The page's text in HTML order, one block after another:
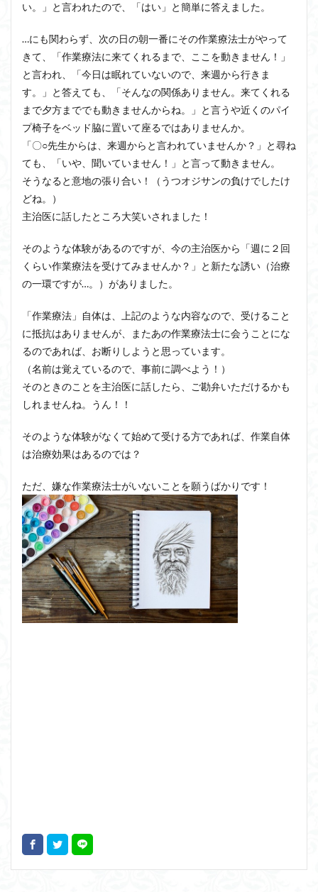
い。」と言われたので、「はい」と簡単に答えました。
…にも関わらず、次の日の朝一番にその作業療法士がやって
きて、「作業療法に来てくれるまで、ここを動きません！」
と言われ、「今日は眠れていないので、来週から行きま
す。」と答えても、「そんなの関係ありません。来てくれる
まで夕方まででも動きませんからね。」と言うや近くのパイ
プ椅子をベッド脇に置いて座るではありませんか。
「〇○先生からは、来週からと言われていませんか？」と尋ね
ても、「いや、聞いていません！」と言って動きません。
そうなると意地の張り合い！（うつオジサンの負けでしたけ
どね。）
主治医に話したところ大笑いされました！
そのような体験があるのですが、今の主治医から「週に２回
くらい作業療法を受けてみませんか？」と新たな誘い（治療
の一環ですが…。）がありました。
「作業療法」自体は、上記のような内容なので、受けること
に抵抗はありませんが、またあの作業療法士に会うことにな
るのであれば、お断りしようと思っています。
（名前は覚えているので、事前に調べよう！）
そのときのことを主治医に話したら、ご勘弁いただけるかも
しれませんね。うん！！
そのような体験がなくて始めて受ける方であれば、作業自体
は治療効果はあるのでは？
ただ、嫌な作業療法士がいないことを願うばかりです！